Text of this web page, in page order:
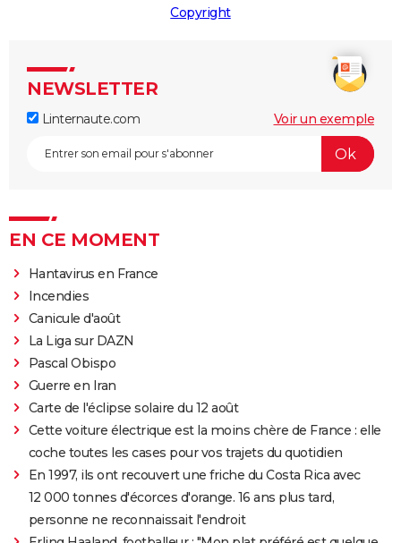
Copyright
NEWSLETTER
Linternaute.com Voir un exemple
EN CE MOMENT
Hantavirus en France
Incendies
Canicule d'août
La Liga sur DAZN
Pascal Obispo
Guerre en Iran
Carte de l'éclipse solaire du 12 août
Cette voiture électrique est la moins chère de France : elle
coche toutes les cases pour vos trajets du quotidien
En 1997, ils ont recouvert une friche du Costa Rica avec
12 000 tonnes d'écorces d'orange. 16 ans plus tard,
personne ne reconnaissait l'endroit